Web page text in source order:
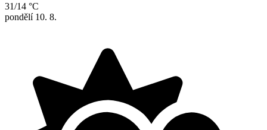
31/14 °C
pondělí 10. 8.